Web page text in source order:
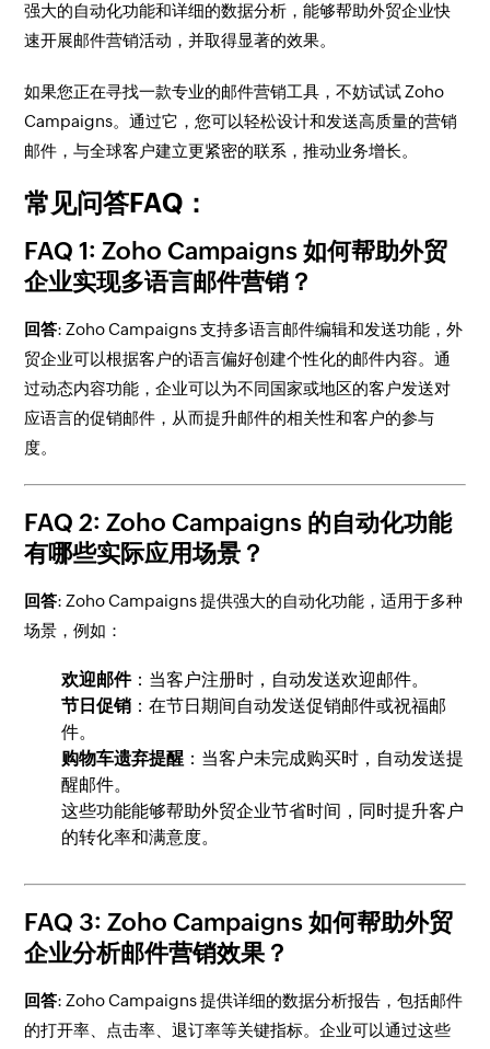
强大的自动化功能和详细的数据分析，能够帮助外贸企业快
速开展邮件营销活动，并取得显著的效果。
如果您正在寻找一款专业的邮件营销工具，不妨试试 Zoho
Campaigns。通过它，您可以轻松设计和发送高质量的营销
邮件，与全球客户建立更紧密的联系，推动业务增长。
常见问答FAQ：
FAQ 1:Zoho Campaigns 如何帮助外贸
企业实现多语言邮件营销？
回答: Zoho Campaigns 支持多语言邮件编辑和发送功能，外
贸企业可以根据客户的语言偏好创建个性化的邮件内容。通
过动态内容功能，企业可以为不同国家或地区的客户发送对
应语言的促销邮件，从而提升邮件的相关性和客户的参与
度。
FAQ 2:Zoho Campaigns 的自动化功能
有哪些实际应用场景？
回答: Zoho Campaigns 提供强大的自动化功能，适用于多种
场景，例如：
欢迎邮件：当客户注册时，自动发送欢迎邮件。
节日促销 ：在节日期间自动发送促销邮件或祝福邮
件。
购物车遗弃提醒 ：当客户未完成购买时，自动发送提
醒邮件。
这些功能能够帮助外贸企业节省时间，同时提升客户
的转化率和满意度。
FAQ 3:Zoho Campaigns 如何帮助外贸
企业分析邮件营销效果？
回答: Zoho Campaigns 提供详细的数据分析报告，包括邮件
的打开率、点击率、退订率等关键指标。企业可以通过这些